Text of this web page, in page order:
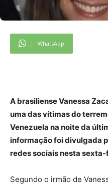
WhatsApp
A brasiliense Vanessa
uma das vítimas do
Venezuela na noite da
informação foi divulgada
redes sociais nesta
Segundo o irmão de